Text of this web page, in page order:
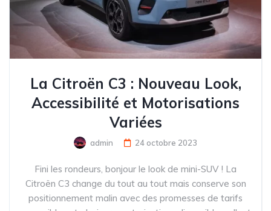
La Citroën C3 : Nouveau Look,
Accessibilité et Motorisations
Variées
admin 24 octobre 2023
Fini les rondeurs, bonjour le look de mini-SUV ! La
Citroën C3 change du tout au tout mais conserve son
positionnement malin avec des promesses de tarifs